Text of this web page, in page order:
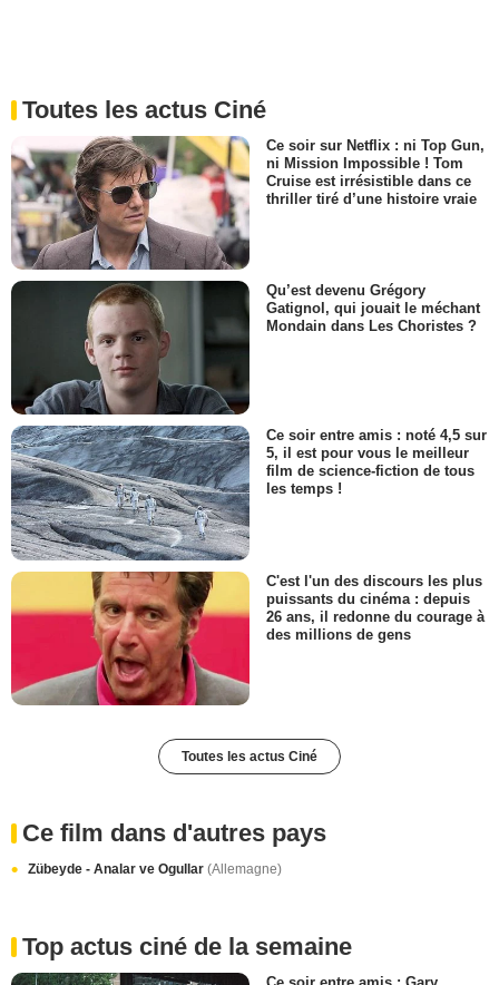
Toutes les actus Ciné
Ce soir sur Netflix : ni Top Gun,
ni Mission Impossible ! Tom
Cruise est irrésistible dans ce
thriller tiré d’une histoire vraie
Qu’est devenu Grégory
Gatignol, qui jouait le méchant
Mondain dans Les Choristes ?
Ce soir entre amis : noté 4,5 sur
5, il est pour vous le meilleur
film de science-fiction de tous
les temps !
C'est l'un des discours les plus
puissants du cinéma : depuis
26 ans, il redonne du courage à
des millions de gens
Toutes les actus Ciné
Ce film dans d'autres pays
Zübeyde - Analar ve Ogullar (Allemagne)
Top actus ciné de la semaine